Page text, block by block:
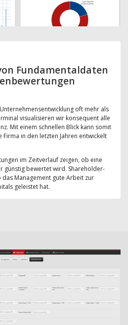
Fundamentaldaten
oft mehr als
visualisieren wir konsequent alle
Mit einem schnellen Blick kann somit
in den letzten Jahren entwickelt
im Zeitverlauf zeigen, ob eine
günstig bewertet wird. Shareholder-
Management gute Arbeit zur
geleistet hat.